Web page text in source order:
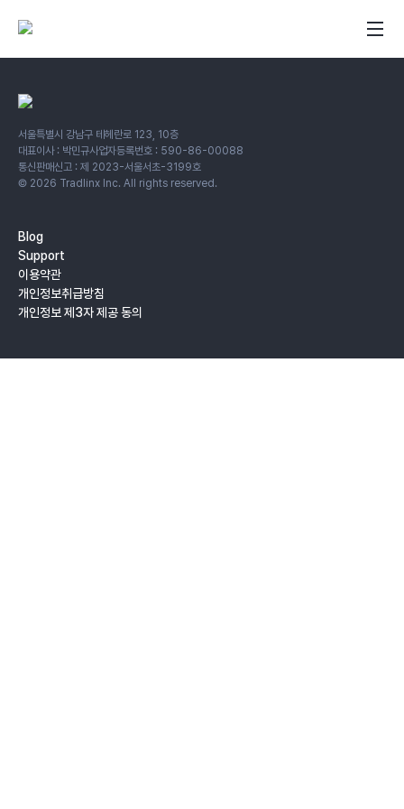
서울특별시 강남구 테헤란로 123, 10층
대표이사 : 박민규사업자등록번호 : 590-86-00088
통신판매신고 : 제 2023-서울서초-3199호
© 2026 Tradlinx Inc. All rights reserved.
Blog
Support
이용약관
개인정보취급방침
개인정보 제3자 제공 동의